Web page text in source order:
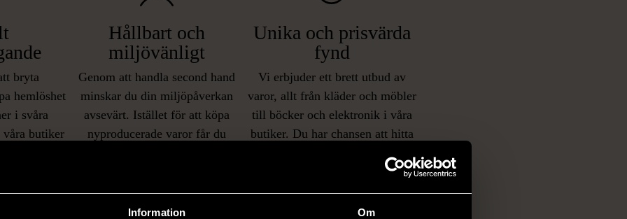
Information Om
bryta
hemlöshet
i svåra
butiker
Hållbart och
miljövänligt
Genom att handla second hand
minskar du din miljöpåverkan
avsevärt. Istället för att köpa
nyproducerade varor får du
Unika och prisvärda
fynd
Vi erbjuder ett brett utbud av
varor, allt från kläder och möbler
till böcker och elektronik i våra
butiker. Du har chansen att hitta
inte finns i vanliga butiker.
PRODUKTER